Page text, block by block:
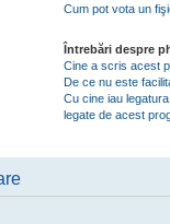
Cum pot vota un
Întrebări despre
Cine a scris acest
De ce nu este
Cu cine iau
legate de acest